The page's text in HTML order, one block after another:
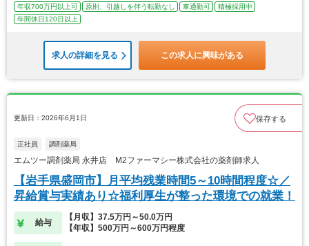
年収700万円以上可 原則、引越しを伴う転勤なし 車通勤可
積極採用中
年間休日120日以上
求人の詳細を見る この求人に興味がある
更新日：2026年6月1日 保存する
正社員 調剤薬局
エムツー調剤薬局 永井店 M2ファーマシー株式会社の薬剤師求人
【岩手県盛岡市】月平均残業時間5～10時間程度☆／
昇給賞与実績あり☆福利厚生が整った環境での就業！
給与
【月収】37.5万円～50.0万円
【年収】500万円～600万円程度